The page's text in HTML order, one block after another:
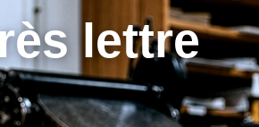
lettre